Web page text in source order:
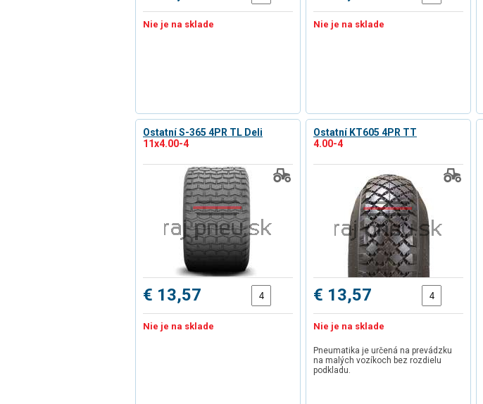
Nie je na sklade Nie je na sklade
Ostatní S-365 4PR TL Deli
11x4.00-4
€ 13,57
Nie je na sklade
Ostatní KT605 4PR TT
4.00-4
€ 13,57
Nie je na sklade
Pneumatika je určená na prevádzku
na malých vozíkoch bez rozdielu
podkladu.